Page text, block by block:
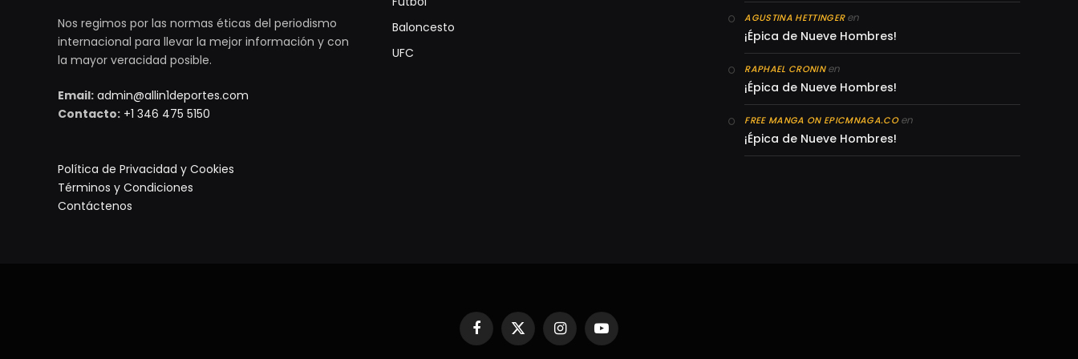
Nos regimos por las normas éticas del periodismo
internacional para llevar la mejor información y con
la mayor veracidad posible.
Email: admin@allin1deportes.com
Contacto: +1 346 475 5150
Política de Privacidad y Cookies
Términos y Condiciones
Contáctenos
Baloncesto
UFC
AGUSTINA HETTINGERen
¡Épica de Nueve Hombres!
RAPHAEL CRONINen
¡Épica de Nueve Hombres!
FREE MANGA ON EPICMNAGA.COen
¡Épica de Nueve Hombres!
Facebook
X
(Twitter)
InstagramYouTube